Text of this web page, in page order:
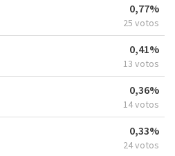
0,77%
25 votos
0,41%
13 votos
0,36%
14 votos
0,33%
24 votos